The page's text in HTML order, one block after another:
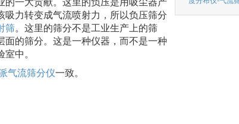
一大贡献。这里的负压是用吸尘器产
力转变成气流喷射力，所以负压筛分
筛。这里的筛分不是工业生产上的筛
的筛分。这是一种仪器，而不是一种
中。
气流筛分仪一致。